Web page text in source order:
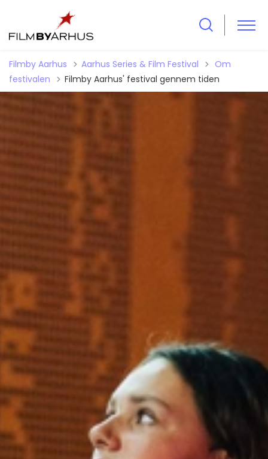
Filmby Aarhus Aarhus Series & Film Festival Tilbage til
Om
festivalen
Filmby Aarhus' festival gennem tiden